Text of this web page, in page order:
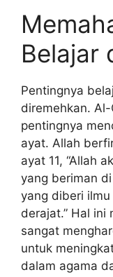
Belajar
Pentingnya
diremehkan. Al-
pentingnya
ayat. Allah
ayat 11, “Allah
yang beriman
yang diberi
derajat.” Hal ini
sangat
untuk
dalam agama